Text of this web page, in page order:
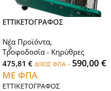
ΕΤΤΙΚΕΤΟΓΡΑΦΟΣ
Νέα Προϊόντα,
Τροφοδοσία - Κηρύθρες
475,81 € ΔΙΧΩΣ ΦΠΑ - 590,00 €
ΜΕ ΦΠΑ
ΕΤΤΙΚΕΤΟΓΡΑΦΟΣ